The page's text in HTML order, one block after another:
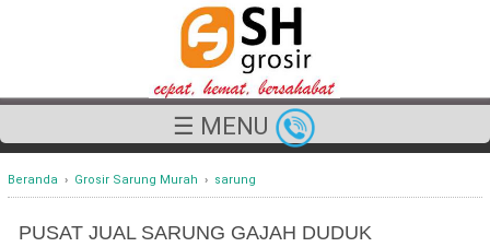
☰ MENU
Beranda › Grosir Sarung Murah › sarung
PUSAT JUAL SARUNG GAJAH DUDUK